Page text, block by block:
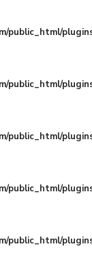
public_html/
public_html/
public_html/
public_html/
public_html/